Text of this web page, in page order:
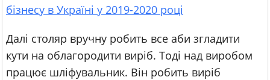
бізнесу в Україні у 2019-2020 році
Далі столяр вручну робить все аби згладити
кути на облагородити виріб. Тоді над виробом
працює шліфувальник. Він робить виріб